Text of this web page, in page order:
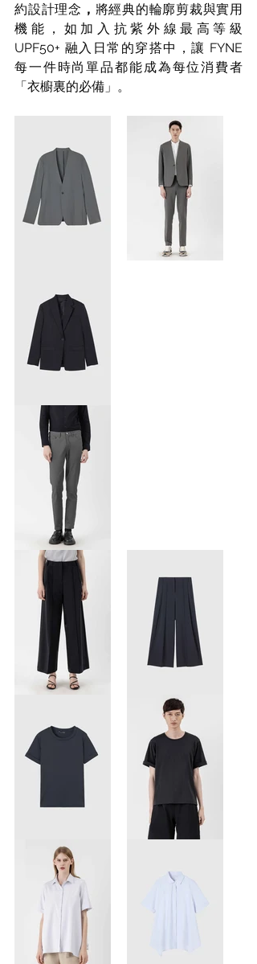
約設計理念 ， 將經典的輪廓剪裁與實用
機能，如加入抗紫外線最高等級
UPF50+ 融入日常的穿搭中，讓 FYNE
每一件時尚單品都能成為每位消費者
「衣櫥裏的必備」。